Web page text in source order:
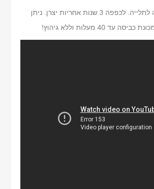
לכפפה לולאה לתלייה. לכפפה 3 שנות אחריות יצרן. ניתן
עד 40 מעלות וללא גיהוץ!